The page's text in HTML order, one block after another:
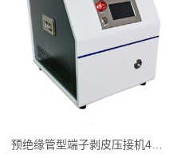
预绝缘管型端子剥皮压接机4平方